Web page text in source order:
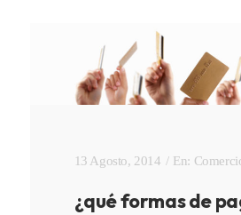
13 Agosto, 2014 En:
¿qué formas de